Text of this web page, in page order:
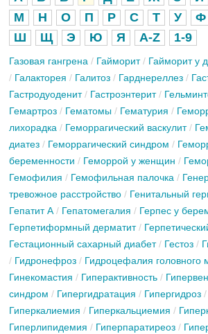
М
Н О П Р С Т У Ф
Ш
Щ Э Ю Я A-Z 1-9
Газовая гангрена / Гайморит/ Гайморит у
/ Галакторея / Галитоз / Гарднереллез /
Гастродуоденит/ Гастроэнтерит/
Гемартроз / Гематомы / Гематурия /
лихорадка / Геморрагический васкулит/
диатез / Геморрагический синдром /
беременности / Геморрой у женщин /
Гемофилия / Гемофильная палочка /
тревожное расстройство / Генитальный
Гепатит А/ Гепатомегалия / Герпес у
Герпетиформный дерматит/
Гестационный сахарный диабет/ Гестоз /
/ Гидронефроз / Гидроцефалия головного
Гинекомастия / Гиперактивность /
синдром / Гипергидратация / Гипергидроз /
Гиперкалиемия / Гиперкальциемия /
Гиперлипидемия / Гиперпаратиреоз /